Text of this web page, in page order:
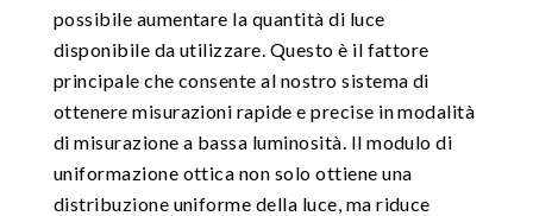
possibile aumentare la quantità di luce
disponibile da utilizzare. Questo è il fattore
principale che consente al nostro sistema di
ottenere misurazioni rapide e precise in modalità
di misurazione a bassa luminosità. Il modulo di
uniformazione ottica non solo ottiene una
distribuzione uniforme della luce, ma riduce